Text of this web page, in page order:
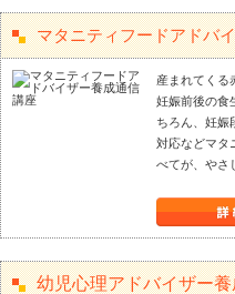
マタニティフードアドバ
産まれてくる
妊娠前後の食
ちろん、妊娠
対応などマタ
べてが、やさ
幼児心理アドバイザー